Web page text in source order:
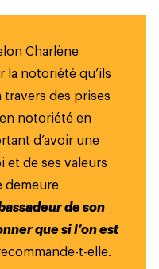
Charlène
la notoriété qu’ils
travers des prises
notoriété en
d’avoir une
et de ses valeurs
demeure
de son
que si l’on est
t-elle.